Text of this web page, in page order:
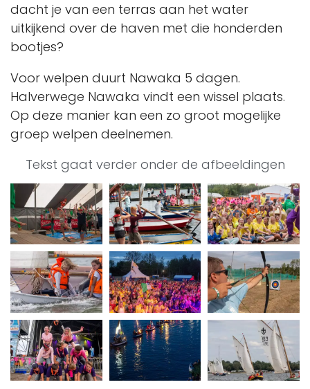
dacht je van een terras aan het water
uitkijkend over de haven met die honderden
bootjes?
Voor welpen duurt Nawaka 5 dagen.
Halverwege Nawaka vindt een wissel plaats.
Op deze manier kan een zo groot mogelijke
groep welpen deelnemen.
Tekst gaat verder onder de afbeeldingen